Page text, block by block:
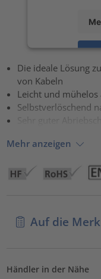
powered by
Die ideale Lösung
von Kabeln
Leicht und mühelos
Selbstverlöschend
Mehr anzeigen
Auf die
Händler in der Nähe